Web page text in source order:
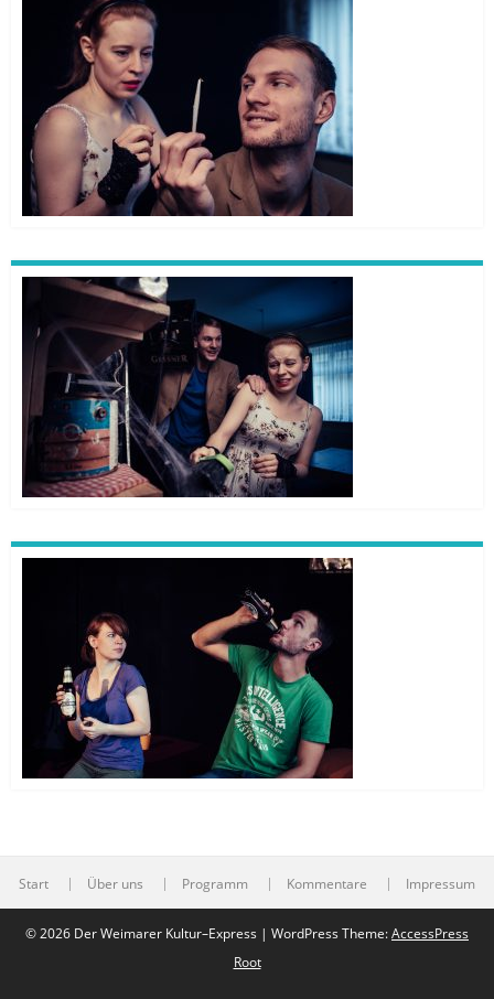
Start Über uns Programm Kommentare Impressum
© 2026 Der Weimarer Kultur–Express | WordPress Theme:AccessPress
Root